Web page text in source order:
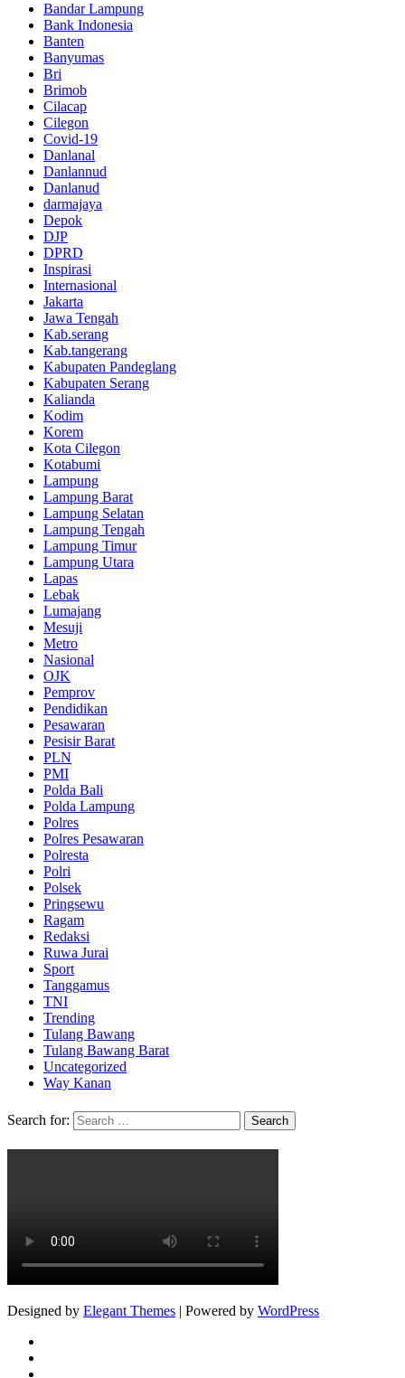
Bandar Lampung
Bank Indonesia
Banten
Banyumas
Bri
Brimob
Cilacap
Cilegon
Covid-19
Danlanal
Danlannud
Danlanud
darmajaya
Depok
DJP
DPRD
Inspirasi
Internasional
Jakarta
Jawa Tengah
Kab.serang
Kab.tangerang
Kabupaten Pandeglang
Kabupaten Serang
Kalianda
Kodim
Korem
Kota Cilegon
Kotabumi
Lampung
Lampung Barat
Lampung Selatan
Lampung Tengah
Lampung Timur
Lampung Utara
Lapas
Lebak
Lumajang
Mesuji
Metro
Nasional
OJK
Pemprov
Pendidikan
Pesawaran
Pesisir Barat
PLN
PMI
Polda Bali
Polda Lampung
Polres
Polres Pesawaran
Polresta
Polri
Polsek
Pringsewu
Ragam
Redaksi
Ruwa Jurai
Sport
Tanggamus
TNI
Trending
Tulang Bawang
Tulang Bawang Barat
Uncategorized
Way Kanan
Search for:
Designed by Elegant Themes | Powered by WordPress